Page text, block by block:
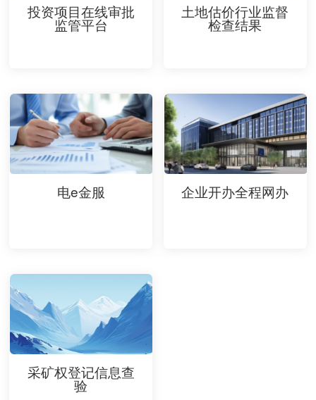
投资项目在线审批
监管平台
土地估价行业监督
检查结果
电e金服 企业开办全程网办
采矿权登记信息查
验